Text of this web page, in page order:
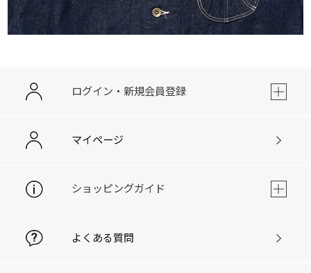
ログイン・新規会員登録
マイページ
ショッピングガイド
よくある質問